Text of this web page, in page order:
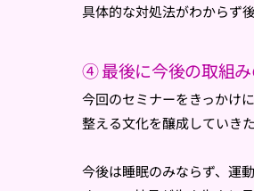
具体的な対処法がわからず
④ 最後に今後の取組
今回のセミナーをきっかけに
整える文化を醸成していき
今後は睡眠のみならず、運動